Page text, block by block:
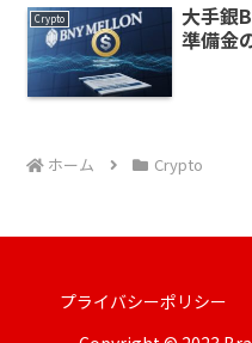
Crypto
大手銀
準備金
ホーム Crypto
プライバシーポリシー